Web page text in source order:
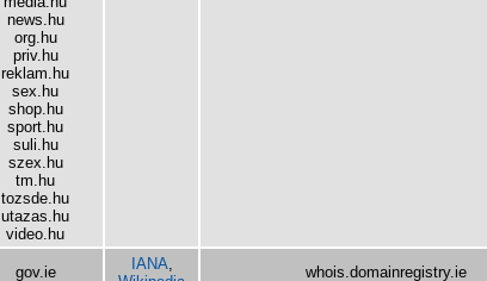
news.hu
org.hu
priv.hu
reklam.hu
sex.hu
shop.hu
sport.hu
suli.hu
szex.hu
tm.hu
tozsde.hu
utazas.hu
video.hu
gov.ie IANA whois.domainregistry.ie